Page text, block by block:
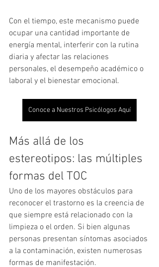
Con el tiempo, este mecanismo puede
ocupar una cantidad importante de
energía mental, interferir con la rutina
diaria y afectar las relaciones
personales, el desempeño académico o
laboral y el bienestar emocional.
Conoce a Nuestros Psicólogos Aquí
Más allá de los
estereotipos: las múltiples
formas del TOC
Uno de los mayores obstáculos para
reconocer el trastorno es la creencia de
que siempre está relacionado con la
limpieza o el orden. Si bien algunas
personas presentan síntomas asociados
a la contaminación, existen numerosas
formas de manifestación.